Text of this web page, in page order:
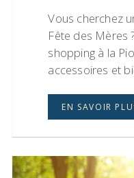
Vous cherchez
Fête des Mères
shopping à la
accessoires et
EN SAVOIR